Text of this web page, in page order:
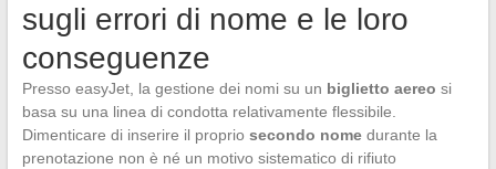
sugli errori di nome e le loro
conseguenze
Presso easyJet, la gestione dei nomi su un biglietto aereo si
basa su una linea di condotta relativamente flessibile.
Dimenticare di inserire il proprio secondo nomedurante la
prenotazione non è né un motivo sistematico di rifiuto